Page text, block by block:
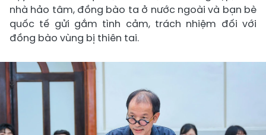
nhà hảo tâm, đồng bào ta ở nước ngoài và bạn bè
quốc tế gửi gắm tình cảm, trách nhiệm đối với
đồng bào vùng bị thiên tai.